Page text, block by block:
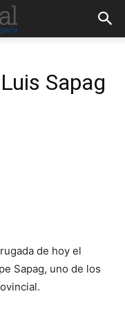
Sapag
de hoy el
Sapag, uno de los